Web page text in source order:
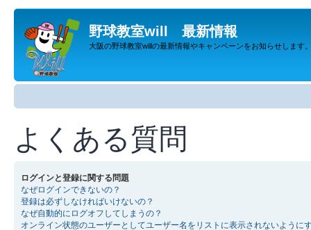
野球教室will 最新情報
大阪の野球教室willの最新情報やキャンペーンをお知らせします
よくある質問
ログインと登録に関する問題
なぜログインできないの？
登録は必ずしなければいけないの？
なぜ自動的にログオフしてしまうの？
オンライン状態のユーザーとしてユーザー名をリストに表示されないように